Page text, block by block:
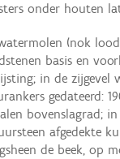
onder houten
(nok
basis en
in de zijgevel
gedateerd:
bovenslagrad;
afgedekte
de beek, op